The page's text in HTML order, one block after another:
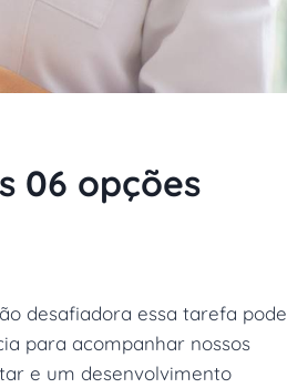
06 opções
desafiadora essa tarefa pode
para acompanhar nossos
e um desenvolvimento